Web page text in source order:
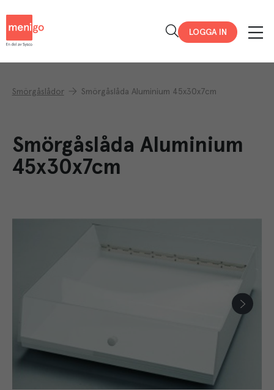
LOGGA IN
Smörgåslådor Smörgåslåda Aluminium 45x30x7cm
Smörgåslåda Aluminium
45x30x7cm